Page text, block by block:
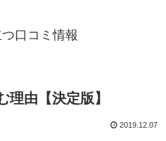
口コミ情報
理由【決定版】
2019.12.07